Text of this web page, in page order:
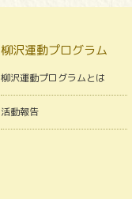
柳沢運動プログラム
柳沢運動プログラムとは
活動報告